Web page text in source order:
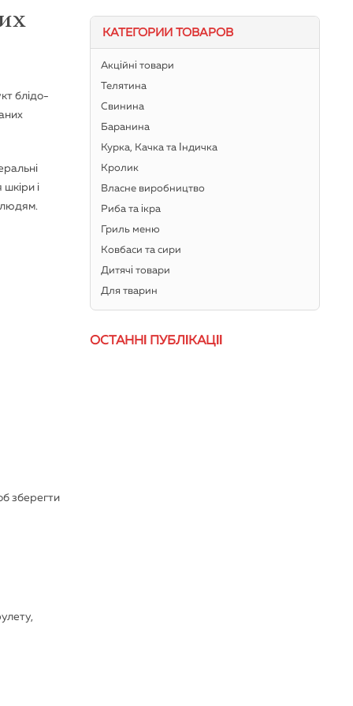
блідо-
і
людям.
зберегти
КАТЕГОРИИ ТОВАРОВ
Акційні товари
Телятина
Свинина
Баранина
Курка, Качка та Індичка
Кролик
Власне виробництво
Риба та ікра
Гриль меню
Ковбаси та сири
Дитячі товари
Для тварин
ОСТАННІ ПУБЛІКАЦІЇ